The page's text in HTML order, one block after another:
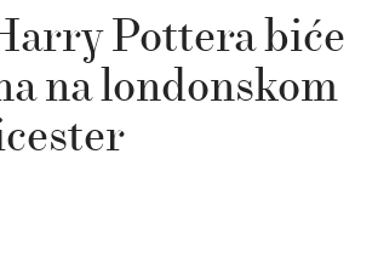
Pottera biće
na londonskom